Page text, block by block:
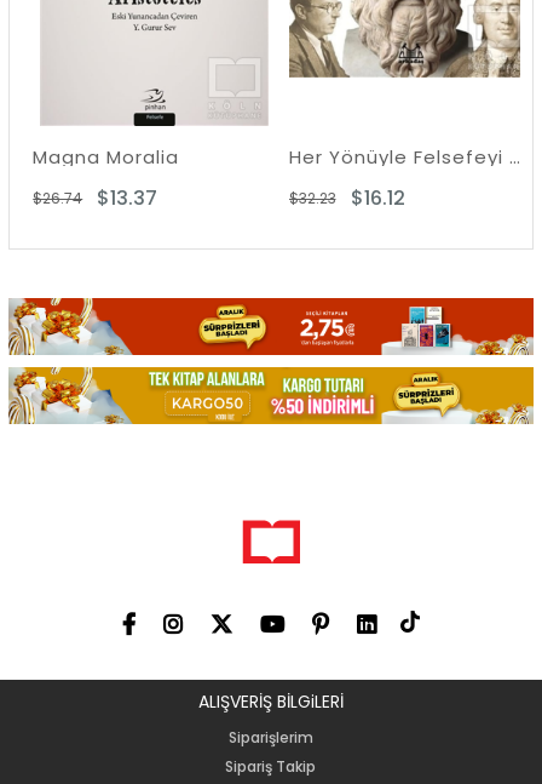
Magna Moralia
$13.37
$26.74
Her Yönüyle Felsefeyi Anlamak
$16.12
$32.23
ALIŞVERİŞ BİLGiLERİ
Siparişlerim
Sipariş Takip